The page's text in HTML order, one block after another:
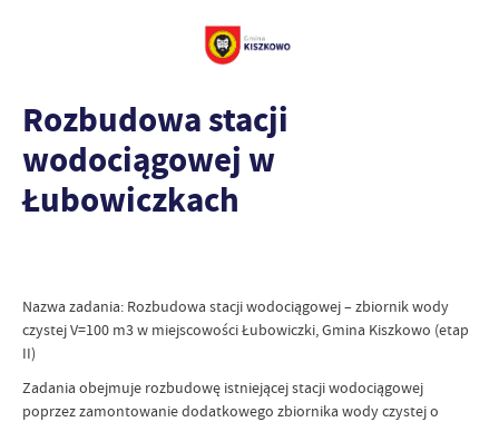
Rozbudowa stacji
wodociągowej w
Łubowiczkach
Nazwa zadania: Rozbudowa stacji wodociągowej – zbiornik wody
czystej V=100 m3 w miejscowości Łubowiczki, Gmina Kiszkowo (etap
II)
Zadania obejmuje rozbudowę istniejącej stacji wodociągowej
poprzez zamontowanie dodatkowego zbiornika wody czystej o